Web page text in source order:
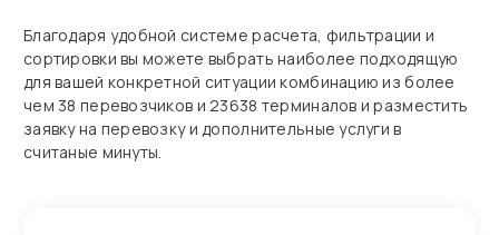
Благодаря удобной системе расчета, фильтрации и
сортировки вы можете выбрать наиболее подходящую
для вашей конкретной ситуации комбинацию из более
чем 38 перевозчиков и 23638 терминалов и разместить
заявку на перевозку и дополнительные услуги в
считаные минуты.